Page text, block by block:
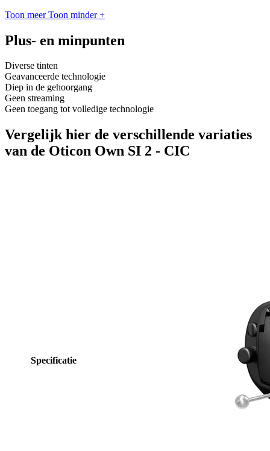
Toon meer Toon minder +
Plus- en minpunten
Diverse tinten
Geavanceerde technologie
Diep in de gehoorgang
Geen streaming
Geen toegang tot volledige technologie
Vergelijk hier de verschillende variaties
van de Oticon Own SI 2 - CIC
Specificatie